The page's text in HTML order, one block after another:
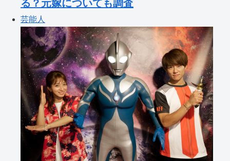
る？元嫁についても調査
芸能人